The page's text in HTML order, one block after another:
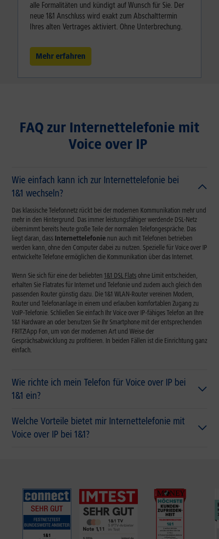
alle Formalitäten und kündigt auf Wunsch für Sie. Der
neue 1&1 Anschluss wird exakt zum Abschalttermin
Ihres alten Vertrages aktiviert. Ohne Unterbrechung.
Mehr erfahren
FAQ zur Internettelefonie mit
Voice over IP
Wie einfach kann ich zur Internettelefonie bei
1&1 wechseln?
Das klassische Telefonnetz rückt bei der modernen Kommunikation mehr und
mehr in den Hintergrund. Das immer leistungsfähiger werdende DSL-Netz
übernimmt bereits heute große Teile der normalen Telefongespräche. Das
liegt daran, dass Internettelefonie nun auch mit Telefonen betrieben
werden kann, ohne den Computer dabei zu nutzen. Spezielle für Voice over IP
entwickelte Telefone ermöglichen die Kommunikation über das Internet.
Wenn Sie sich für eine der beliebten 1&1 DSL Flatsohne Limit entscheiden,
erhalten Sie Flatrates für Internet und Telefonie und zudem auch gleichden
passenden Routergünstig dazu. Die 1&1 WLAN-Router vereinen Modem,
Router und Telefonanlage in einem und erlauben komfortablen Zugang zu
VoIP-Telefonie. Schließen Sie einfach Ihr Voice over IP-fähiges Telefon an Ihre
1&1 Hardware an oder benutzen Sie Ihr Smartphone mit der entsprechenden
FRITZ!App Fon, um von der modernen Art und Weise der
Gesprächsabwicklung zu profitieren. In beiden Fällen ist die Einrichtung ganz
einfach.
Wie richte ich mein Telefon für Voice over IP bei
1&1 ein?
Welche Vorteile bietet mir Internettelefonie mit
Voice over IP bei 1&1?